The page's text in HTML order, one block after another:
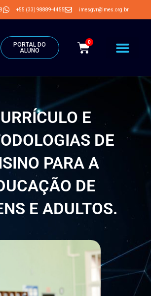
dias do CUPOM: PAGUE2LEVE3
PORTAL DO
0
E
DE
PARA A
DE
E ADULTOS.